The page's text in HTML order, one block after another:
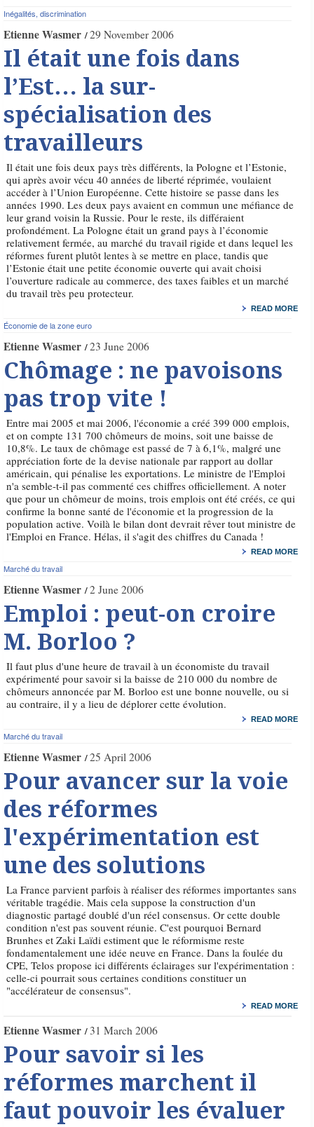
Inégalités, discrimination
Etienne Wasmer 29 November 2006
Il était une fois dans
l’Est… la sur-
spécialisation des
travailleurs
Il était une fois deux pays très différents, la Pologne et l’Estonie,
qui après avoir vécu 40 années de liberté réprimée, voulaient
accéder à l’Union Européenne. Cette histoire se passe dans les
années 1990. Les deux pays avaient en commun une méfiance de
leur grand voisin la Russie. Pour le reste, ils différaient
profondément. La Pologne était un grand pays à l’économie
relativement fermée, au marché du travail rigide et dans lequel les
réformes furent plutôt lentes à se mettre en place, tandis que
l’Estonie était une petite économie ouverte qui avait choisi
l’ouverture radicale au commerce, des taxes faibles et un marché
du travail très peu protecteur.
READ MORE
Économie de la zone euro
Etienne Wasmer 23 June 2006
Chômage : ne pavoisons
pas trop vite !
Entre mai 2005 et mai 2006, l'économie a créé 399 000 emplois,
et on compte 131 700 chômeurs de moins, soit une baisse de
10,8%. Le taux de chômage est passé de 7 à 6,1%, malgré une
appréciation forte de la devise nationale par rapport au dollar
américain, qui pénalise les exportations. Le ministre de l'Emploi
n'a semble-t-il pas commenté ces chiffres officiellement. A noter
que pour un chômeur de moins, trois emplois ont été créés, ce qui
confirme la bonne santé de l'économie et la progression de la
population active. Voilà le bilan dont devrait rêver tout ministre de
l'Emploi en France. Hélas, il s'agit des chiffres du Canada !
READ MORE
Marché du travail
Etienne Wasmer 2 June 2006
Emploi : peut-on croire
M. Borloo ?
Il faut plus d'une heure de travail à un économiste du travail
expérimenté pour savoir si la baisse de 210 000 du nombre de
chômeurs annoncée par M. Borloo est une bonne nouvelle, ou si
au contraire, il y a lieu de déplorer cette évolution.
READ MORE
Marché du travail
Etienne Wasmer 25 April 2006
Pour avancer sur la voie
des réformes
l'expérimentation est
une des solutions
La France parvient parfois à réaliser des réformes importantes sans
véritable tragédie. Mais cela suppose la construction d'un
diagnostic partagé doublé d'un réel consensus. Or cette double
condition n'est pas souvent réunie. C'est pourquoi Bernard
Brunhes et Zaki Laïdi estiment que le réformisme reste
fondamentalement une idée neuve en France. Dans la foulée du
CPE, Telos propose ici différents éclairages sur l'expérimentation :
celle-ci pourrait sous certaines conditions constituer un
"accélérateur de consensus".
READ MORE
Etienne Wasmer 31 March 2006
Pour savoir si les
réformes marchent il
faut pouvoir les évaluer